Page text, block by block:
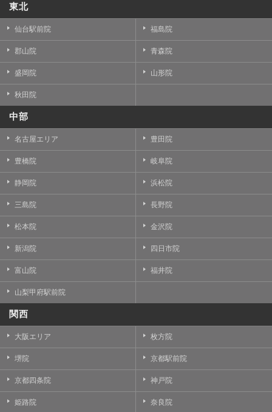
東北
仙台駅前院 福島院
郡山院 青森院
盛岡院 山形院
秋田院
中部
名古屋エリア 豊田院
豊橋院 岐阜院
静岡院 浜松院
三島院 長野院
松本院 金沢院
新潟院 四日市院
富山院 福井院
山梨甲府駅前院
関西
大阪エリア 枚方院
堺院 京都駅前院
京都四条院 神戸院
姫路院 奈良院